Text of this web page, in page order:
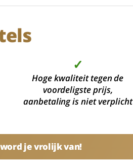
✓
Hoge kwaliteit tegen de
voordeligste prijs,
aanbetaling is niet verplicht
je vrolijk van!